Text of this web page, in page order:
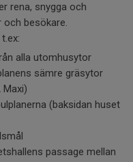
rena, snygga och
besökare.
alla utomhusytor
sämre gräsytor
(baksidan huset
passage mellan